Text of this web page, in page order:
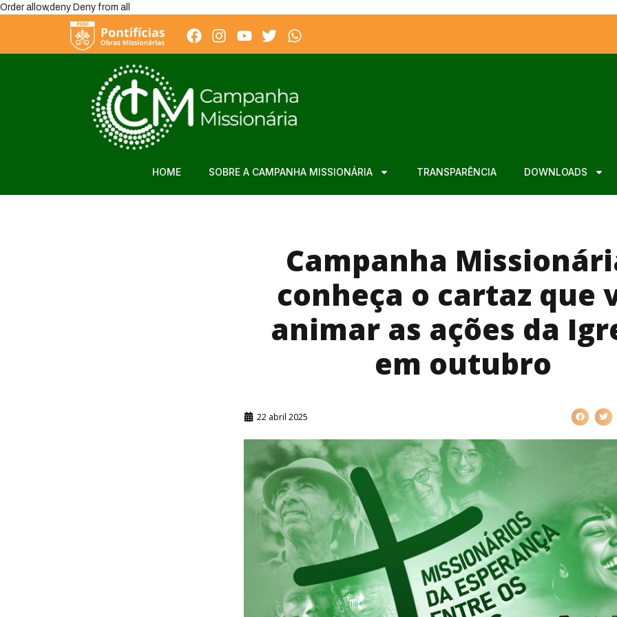
Order allow,deny Deny from all
HOME SOBRE A CAMPANHA MISSIONÁRIA TRANSPARÊNCIA DOWNLOADS
Campanha
conheça o cartaz que
animar as ações da
em outubro
22 abril 2025